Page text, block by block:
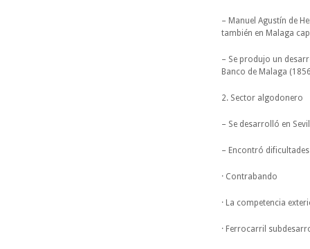
– Manuel Agustín de
también en Malaga
– Se produjo un
Banco de Malaga
2. Sector algodonero
– Se desarrolló en
– Encontró
· Contrabando
· La competencia
· Ferrocarril